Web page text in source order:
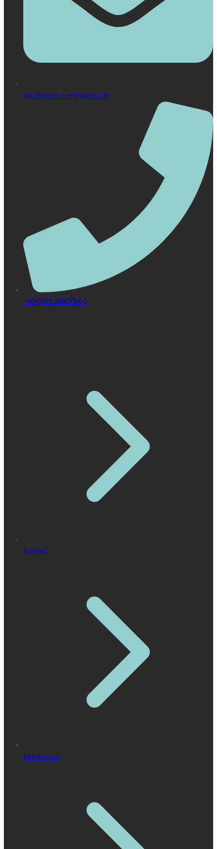
info@medici-vermittlung.de
+49(0)89 2000764-0
Kontakt
Impressum